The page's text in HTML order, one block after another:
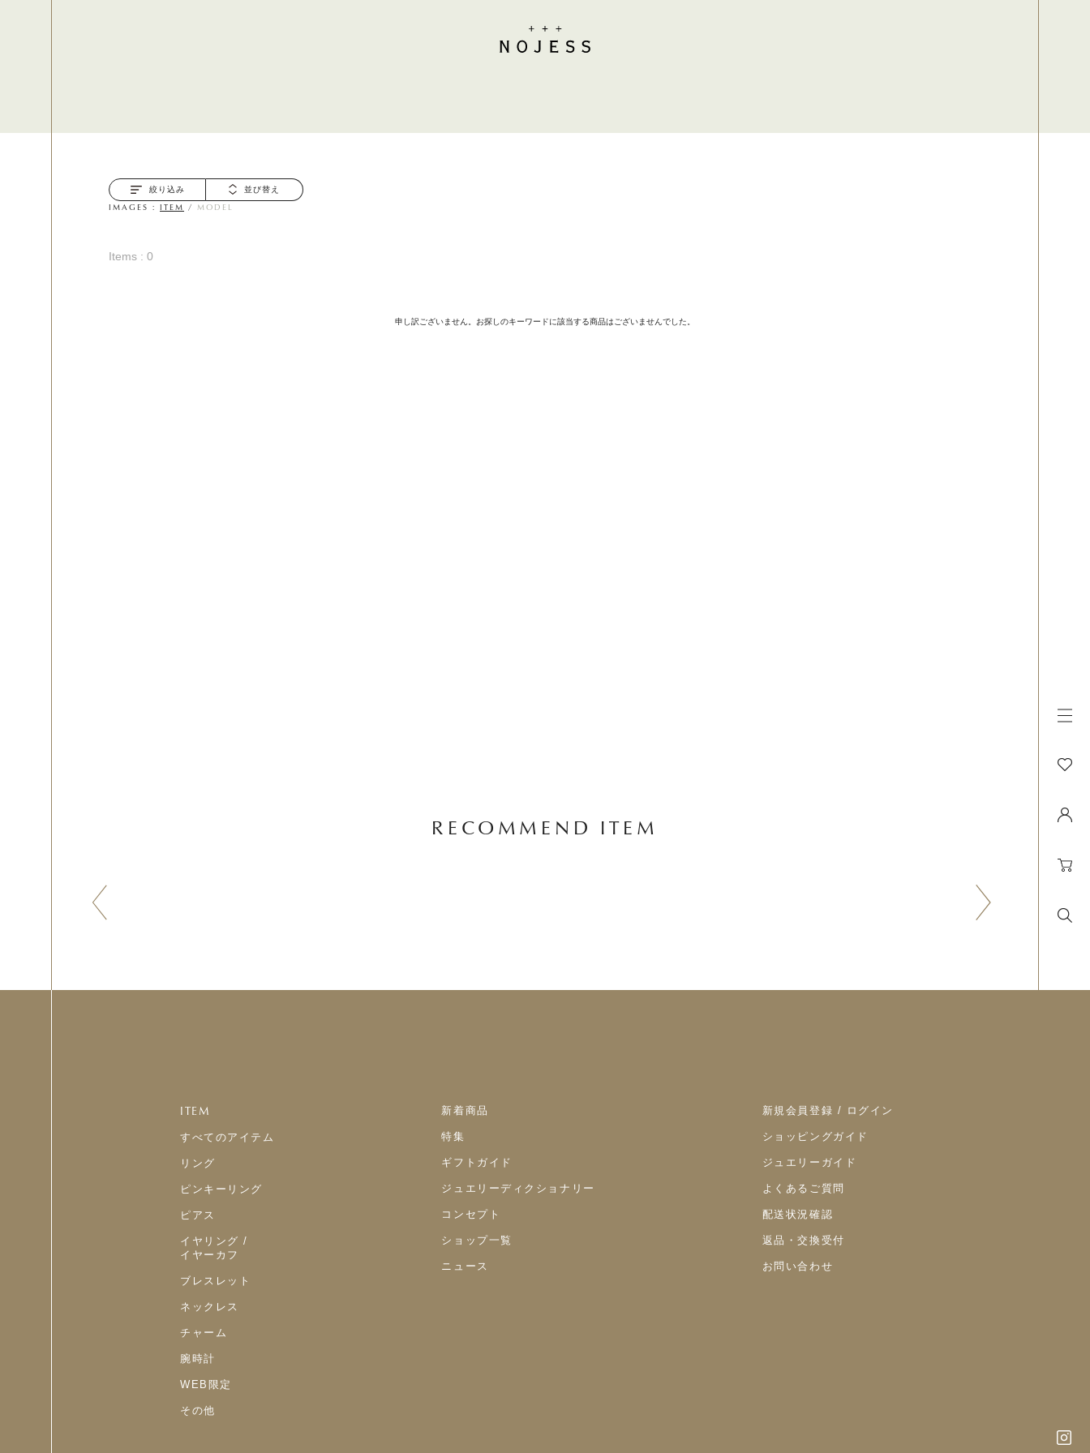
絞り込み 並び替え
IMAGES :ITEM /MODEL
Items : 0
申し訳ございません。お探しのキーワードに該当する商品はございませんでした。
RECOMMEND ITEM
ITEM
すべてのアイテム
リング
ピンキーリング
ピアス
イヤリング /
イヤーカフ
ブレスレット
ネックレス
チャーム
腕時計
WEB限定
その他
新着商品
特集
ギフトガイド
ジュエリーディクショナリー
コンセプト
ショップ一覧
ニュース
新規会員登録 / ログイン
ショッピングガイド
ジュエリーガイド
よくあるご質問
配送状況確認
返品・交換受付
お問い合わせ